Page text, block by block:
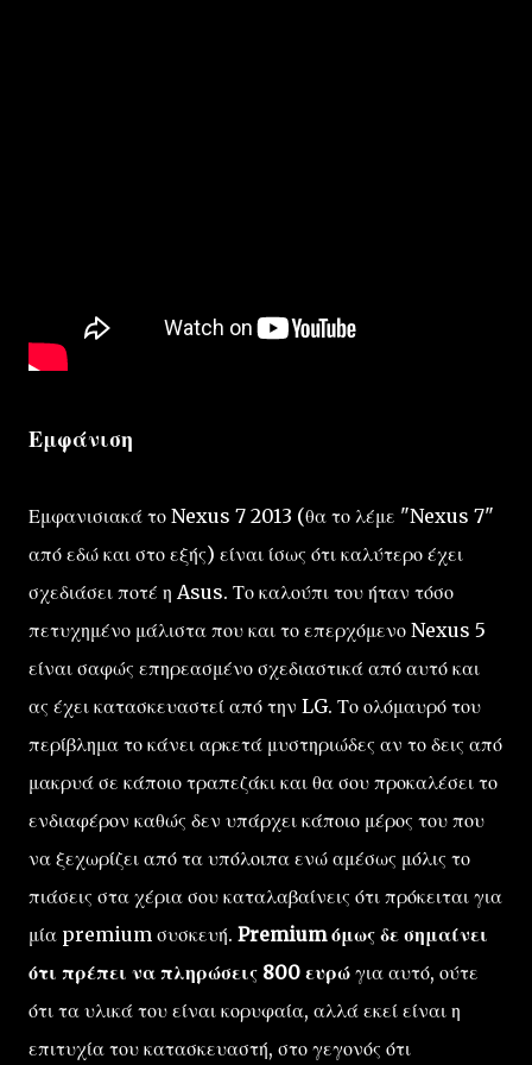
Εμφάνιση
Εμφανισιακά το Nexus 7 2013 (θα το λέμε "Nexus 7"
από εδώ και στο εξής) είναι ίσως ότι καλύτερο έχει
σχεδιάσει ποτέ η Asus. Το καλούπι του ήταν τόσο
πετυχημένο μάλιστα που και το επερχόμενο Nexus 5
είναι σαφώς επηρεασμένο σχεδιαστικά από αυτό και
ας έχει κατασκευαστεί από την LG. Το ολόμαυρό του
περίβλημα το κάνει αρκετά μυστηριώδες αν το δεις από
μακρυά σε κάποιο τραπεζάκι και θα σου προκαλέσει το
ενδιαφέρον καθώς δεν υπάρχει κάποιο μέρος του που
να ξεχωρίζει από τα υπόλοιπα ενώ αμέσως μόλις το
πιάσεις στα χέρια σου καταλαβαίνεις ότι πρόκειται για
μία premium συσκευή. Premium όμως δε σημαίνει
ότι πρέπει να πληρώσεις 800 ευρώ για αυτό, ούτε
ότι τα υλικά του είναι κορυφαία, αλλά εκεί είναι η
επιτυχία του κατασκευαστή, στο γεγονός ότι